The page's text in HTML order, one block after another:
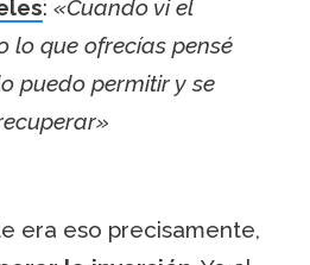
: «Cuando vi el
lo que ofrecías pensé
puedo permitir yse
era eso precisamente,